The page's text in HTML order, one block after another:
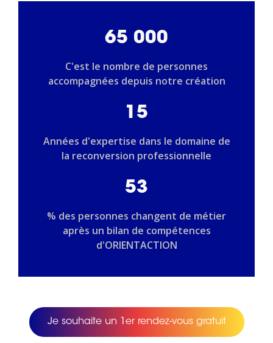
65 000
C'est le nombre de personnes
accompagnées depuis notre création
15
Années d'expertise dans le domaine de
la reconversion professionnelle
53
% des personnes changent de métier
après un bilan de compétences
d'ORIENTACTION
Je souhaite un 1er rendez-vous gratuit